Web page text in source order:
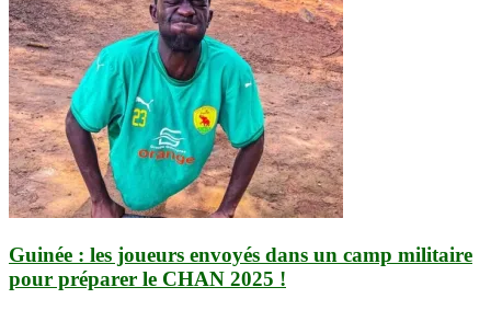
Guinée : les joueurs envoyés dans un camp militaire
pour préparer le CHAN 2025 !